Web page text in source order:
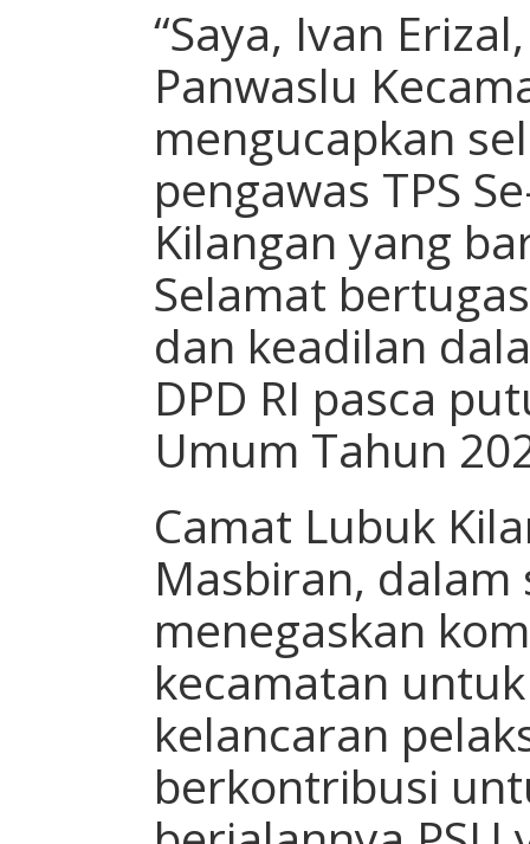
“Saya, Ivan
Panwaslu
mengucapkan
pengawas TPS
Kilangan yang
Selamat
dan keadilan
DPD RI pasca
Umum Tahun
Camat Lubuk
Masbiran,
menegaskan
kecamatan
kelancaran
berkontribusi